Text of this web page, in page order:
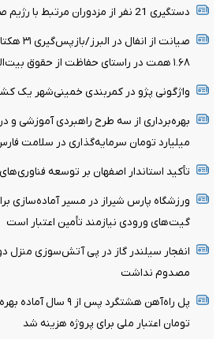
دستگیری 21 نفر از مزدوران مرتبط با رژیم صهیونیستی در استان کرمان
صیانت از
۱.۶۸ همت در راستای حفاظت از حقوق بیت‌المال
واژگونی پژو در کمربندی خمینی‌شهر یک
میلیارد تومان سرمایه‌گذاری در سلامت
تأکید استاندار اصفهان بر توسعه
ورزشگاه پارس شیراز در مسیر آماده‌سازی
گیت‌های ورودی نیازمند تأمین اعتبار است
انفجار سیلندر گاز در پی آتش‌سوزی منزل
مصدوم نداشت
تومان اعتبار ملی برای پروژه هزینه شد